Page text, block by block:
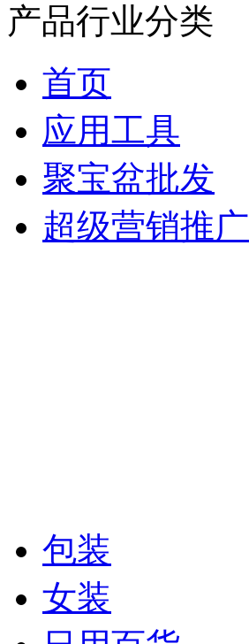
产品行业分类
首页
应用工具
聚宝盆批发
超级营销推广
包装
女装